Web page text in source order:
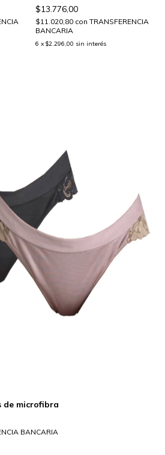
$13.776,00
$11.020,80 con TRANSFERENCIA
BANCARIA
6 x $2.296,00 sin interés
de microfibra
BANCARIA